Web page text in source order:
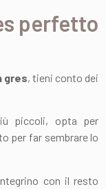
perfetto
gres, tieni conto dei
piccoli, opta per
per far sembrare lo
con il resto